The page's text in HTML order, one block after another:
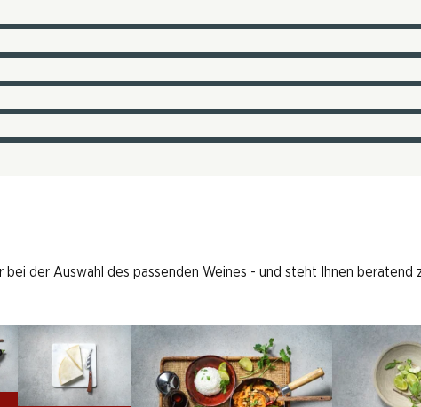
der Auswahl des passenden Weines - und steht Ihnen beratend